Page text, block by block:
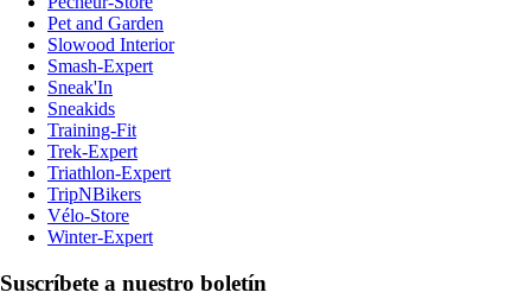
Pet and Garden
Slowood Interior
Smash-Expert
Sneak'In
Sneakids
Training-Fit
Trek-Expert
Triathlon-Expert
TripNBikers
Vélo-Store
Winter-Expert
Suscríbete a nuestro boletín